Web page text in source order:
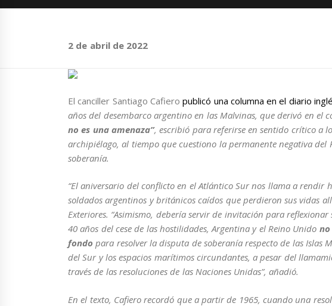
2 de abril de 2022
El canciller Santiago Cafieropublicó una columna en el diario
años del desembarco argentino en las Malvinas, que derivó en el
no es una amenaza”, escribió para referirse en sentido crítico a
archipiélago, al tiempo que cuestiono la permanente negativa del
soberanía.
“El aniversario del conflicto en el Atlántico Sur nos llama a rendir
soldados argentinos y británicos caídos que perdieron sus vidas
Exteriores. “Asimismo, debería servir de invitación para
40 años del cese de las hostilidades, Argentina y el Reino Unido
fondo para resolver la disputa de soberanía respecto de las Islas
del Sur y los espacios marítimos circundantes, a pesar del
través de las resoluciones de las Naciones Unidas”, añadió.
En el texto, Cafiero recordó que a partir de 1965, cuando una